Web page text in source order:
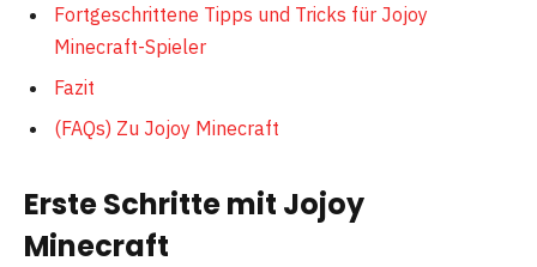
Fortgeschrittene Tipps und Tricks für Jojoy
Minecraft-Spieler
Fazit
(FAQs) Zu Jojoy Minecraft
Erste Schritte mit Jojoy
Minecraft